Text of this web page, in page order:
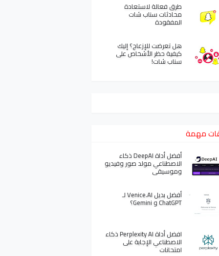
طرق فعالة لاستعادة
محادثات سناب شات
المفقودة
هل تعرضت للإزعاج؟ إليك
كيفية حظر الأشخاص على
سناب شات!
مهمة
أفضل أداة DeepAI ذكاء
الاصطناعي مولد صور وفيديو
وموسيقى
أفضل بديل Venice.AI لـ
ChatGPT و Gemini؟
افضل أداة Perplexity AI ذكاء
الاصطناعي الإجابة على
امتحانات